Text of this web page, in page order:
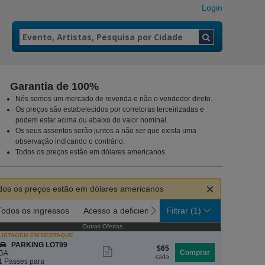
Login
North Carolina
Garantia de 100%
Nós somos um mercado de revenda e não o vendedor direto.
Os preços são estabelecidos por corretoras terceirizadas e
podem estar acima ou abaixo do valor nominal.
Os seus assentos serão juntos a não ser que exista uma
observação indicando o contrário.
Todos os preços estão em dólares americanos.
os preços estão em dólares americanos
Todos os ingressos
os ingressos Acesso a deficientes
Acesso a deficientes Passes para
Passes para
next
Filtrar (1)
Outras Ofertas
Outras Ofertas
EM DESTAQUE
S
PARKING LOT99
Passes para
$65
cada
$65
cada Comprar